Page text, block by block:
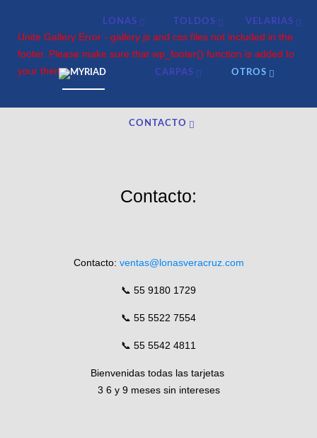
LONAS TOLDOS VELARIAS
CARPAS OTROS
CONTACTO
Unite Gallery Error - gallery js and css files not included in the
footer. Please make sure that wp_footer() function is added to
your theme.
Contacto:
Contacto: ventas@lonasveracruz.com
📞 55 9180 1729
📞 55 5522 7554
📞 55 5542 4811
Bienvenidas todas las tarjetas
3 6 y 9 meses sin intereses